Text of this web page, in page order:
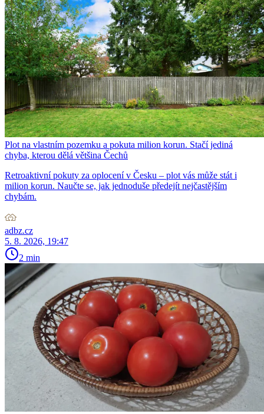
Plot na vlastním pozemku a pokuta milion korun. Stačí jediná
chyba, kterou dělá většina Čechů
Retroaktivní pokuty za oplocení v Česku – plot vás může stát i
milion korun. Naučte se, jak jednoduše předejít nejčastějším
chybám.
adbz.cz
5. 8. 2026, 19:47
2 min